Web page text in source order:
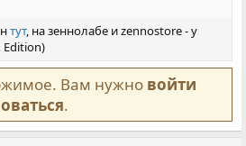
тут, на зеннолабе и zennostore - у
Edition)
Вам нужно войти
.